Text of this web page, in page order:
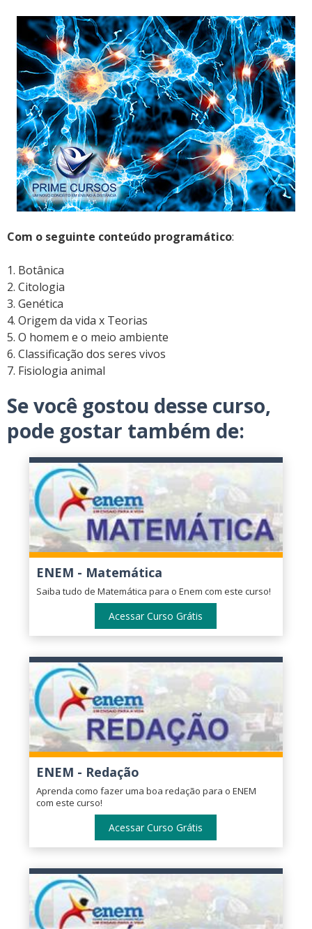
Com o seguinte conteúdo programático:
1. Botânica
2. Citologia
3. Genética
4. Origem da vida x Teorias
5. O homem e o meio ambiente
6. Classificação dos seres vivos
7. Fisiologia animal
Se você gostou desse curso,
pode gostar também de:
ENEM - Matemática
Saiba tudo de Matemática para o Enem com este curso!
Acessar Curso Grátis
ENEM - Redação
Aprenda como fazer uma boa redação para o ENEM
com este curso!
Acessar Curso Grátis